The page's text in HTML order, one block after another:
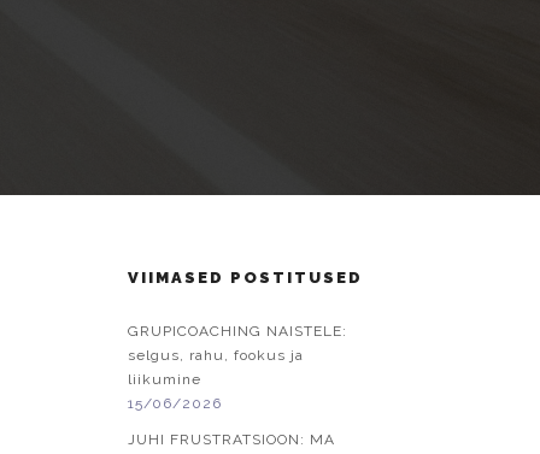
VIIMASED POSTITUSED
GRUPICOACHING NAISTELE:
selgus, rahu, fookus ja
liikumine
15/06/2026
JUHI FRUSTRATSIOON: MA